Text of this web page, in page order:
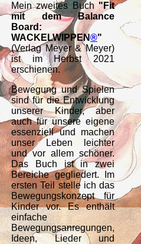
Mein zweites Buch "Fit
mit dem Balance
Board:
WACKELWIPPEN®"
(Verlag Meyer & Meyer)
ist im Herbst 2021
erschienen.
Bewegung und Spielen
sind für die Entwicklung
unserer Kinder, aber
auch für unsere eigene
essenziell und machen
unser Leben leichter
und vor allem schöner.
Das Buch ist in zwei
Bereiche gegliedert. Im
ersten Teil stelle ich das
Bewegungskonzept für
Kinder vor. Es enthält
einfache
Bewegungsanregungen,
Ideen, Lieder und
Dir